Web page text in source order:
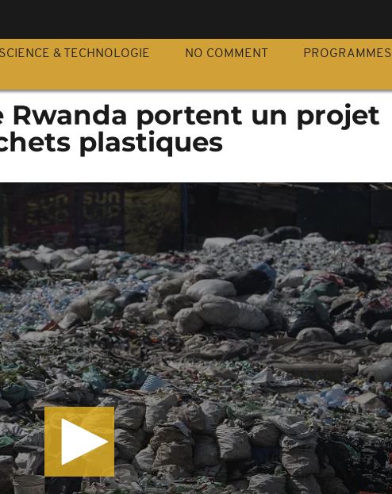
SCIENCE & TECHNOLOGIE NO COMMENT PROGRAMMES
Rwanda portent un projet
plastiques